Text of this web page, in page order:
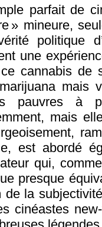
parfait de
» mineure,
politique
une
cannabis de
mais
pauvres à
mais
est abordé
qui,
presque
de la
cinéastes